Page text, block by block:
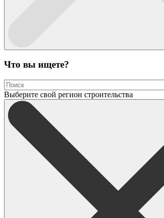
Что вы ищете?
Выберите свой регион строительства